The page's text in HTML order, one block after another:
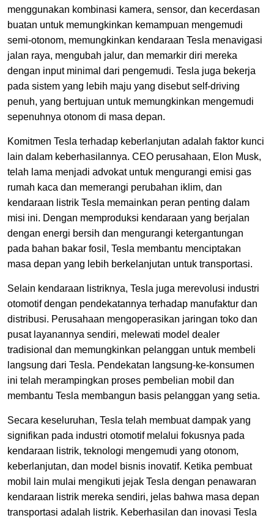
menggunakan kombinasi kamera, sensor, dan kecerdasan
buatan untuk memungkinkan kemampuan mengemudi
semi-otonom, memungkinkan kendaraan Tesla menavigasi
jalan raya, mengubah jalur, dan memarkir diri mereka
dengan input minimal dari pengemudi. Tesla juga bekerja
pada sistem yang lebih maju yang disebut self-driving
penuh, yang bertujuan untuk memungkinkan mengemudi
sepenuhnya otonom di masa depan.
Komitmen Tesla terhadap keberlanjutan adalah faktor kunci
lain dalam keberhasilannya. CEO perusahaan, Elon Musk,
telah lama menjadi advokat untuk mengurangi emisi gas
rumah kaca dan memerangi perubahan iklim, dan
kendaraan listrik Tesla memainkan peran penting dalam
misi ini. Dengan memproduksi kendaraan yang berjalan
dengan energi bersih dan mengurangi ketergantungan
pada bahan bakar fosil, Tesla membantu menciptakan
masa depan yang lebih berkelanjutan untuk transportasi.
Selain kendaraan listriknya, Tesla juga merevolusi industri
otomotif dengan pendekatannya terhadap manufaktur dan
distribusi. Perusahaan mengoperasikan jaringan toko dan
pusat layanannya sendiri, melewati model dealer
tradisional dan memungkinkan pelanggan untuk membeli
langsung dari Tesla. Pendekatan langsung-ke-konsumen
ini telah merampingkan proses pembelian mobil dan
membantu Tesla membangun basis pelanggan yang setia.
Secara keseluruhan, Tesla telah membuat dampak yang
signifikan pada industri otomotif melalui fokusnya pada
kendaraan listrik, teknologi mengemudi yang otonom,
keberlanjutan, dan model bisnis inovatif. Ketika pembuat
mobil lain mulai mengikuti jejak Tesla dengan penawaran
kendaraan listrik mereka sendiri, jelas bahwa masa depan
transportasi adalah listrik. Keberhasilan dan inovasi Tesla